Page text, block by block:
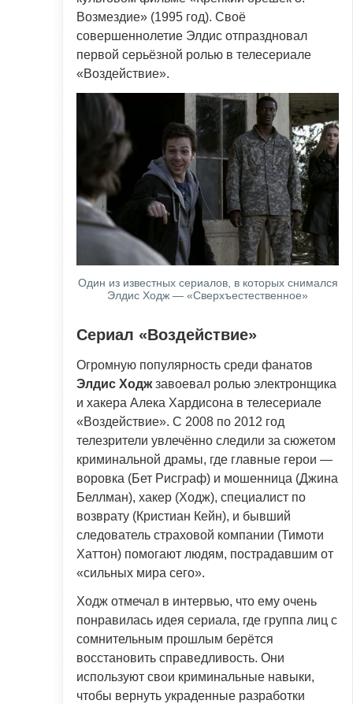
Возмездие» (1995 год). Своё
совершеннолетие Элдис отпраздновал
первой серьёзной ролью в телесериале
«Воздействие».
Один из известных сериалов, в которых снимался
Элдис Ходж — «Сверхъестественное»
Сериал «Воздействие»
Огромную популярность среди фанатов
Элдис Ходжзавоевал ролью электронщика
и хакера Алека Хардисона в телесериале
«Воздействие». С 2008 по 2012 год
телезрители увлечённо следили за сюжетом
криминальной драмы, где главные герои —
воровка (Бет Рисграф) и мошенница (Джина
Беллман), хакер (Ходж), специалист по
возврату (Кристиан Кейн), и бывший
следователь страховой компании (Тимоти
Хаттон) помогают людям, пострадавшим от
«сильных мира сего».
Ходж отмечал в интервью, что ему очень
понравилась идея сериала, где группа лиц с
сомнительным прошлым берётся
восстановить справедливость. Они
используют свои криминальные навыки,
чтобы вернуть украденные разработки